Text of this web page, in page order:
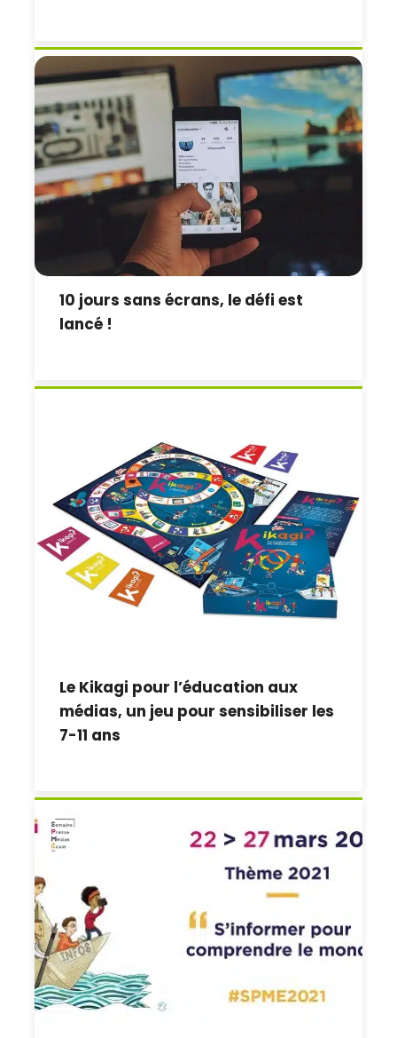
10 jours sans écrans, le défi est
lancé !
Le Kikagi pour l’éducation aux
médias, un jeu pour sensibiliser les
7-11 ans